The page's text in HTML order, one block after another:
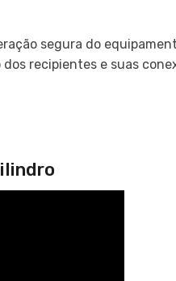
segura do
recipientes e suas